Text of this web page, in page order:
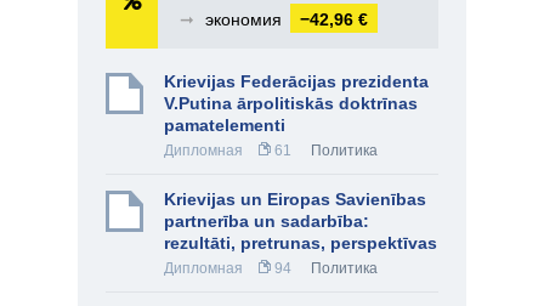
➞
экономия −42,96 €
Krievijas Federācijas prezidenta
V.Putina ārpolitiskās doktrīnas
pamatelementi
Дипломная 61 Политика
Krievijas un Eiropas Savienības
partnerība un sadarbība:
rezultāti, pretrunas, perspektīvas
Дипломная 94 Политика